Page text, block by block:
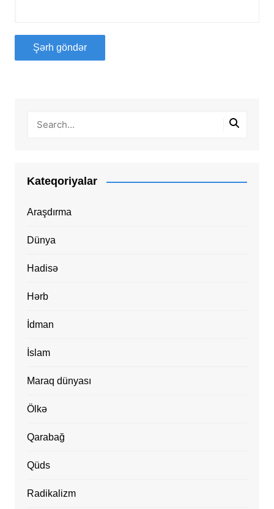
Kateqoriyalar
Araşdırma
Dünya
Hadisə
Hərb
İdman
İslam
Maraq dünyası
Ölkə
Qarabağ
Qüds
Radikalizm